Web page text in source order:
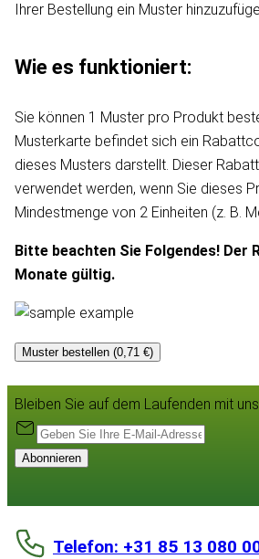
Ihrer Bestellung ein Muster
Wie es funktioniert:
Sie können 1 Muster pro Produkt
Musterkarte befindet sich ein
dieses Musters darstellt. Dieser
verwendet werden, wenn Sie dieses
Mindestmenge von 2 Einheiten (z. B.
Bitte beachten Sie Folgendes! Der
Monate gültig.
Muster bestellen (0,71 €)
Bleiben Sie auf dem Laufenden mit
Abonnieren
Telefon: +31 85 13 080